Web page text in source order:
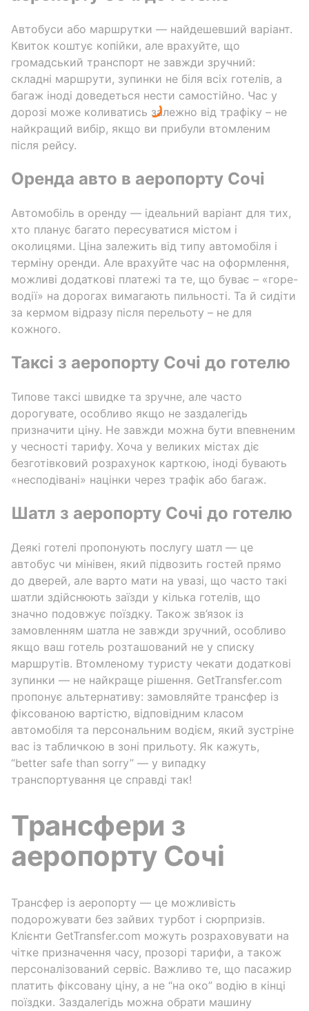
Автобуси або маршрутки — найдешевший варіант.
Квиток коштує копійки, але врахуйте, що
громадський транспорт не завжди зручний:
складні маршрути, зупинки не біля всіх готелів, а
багаж іноді доведеться нести самостійно. Час у
дорозі може коливатись залежно від трафіку – не
найкращий вибір, якщо ви прибули втомленим
після рейсу.
Оренда авто в аеропорту Сочі
Автомобіль в оренду — ідеальний варіант для тих,
хто планує багато пересуватися містом і
околицями. Ціна залежить від типу автомобіля і
терміну оренди. Але врахуйте час на оформлення,
можливі додаткові платежі та те, що буває – «горе-
водії» на дорогах вимагають пильності. Та й сидіти
за кермом відразу після перельоту – не для
кожного.
Таксі з аеропорту Сочі до готелю
Типове таксі швидке та зручне, але часто
дорогувате, особливо якщо не заздалегідь
призначити ціну. Не завжди можна бути впевненим
у чесності тарифу. Хоча у великих містах діє
безготівковий розрахунок карткою, іноді бувають
«несподівані» націнки через трафік або багаж.
Шатл з аеропорту Сочі до готелю
Деякі готелі пропонують послугу шатл — це
автобус чи мінівен, який підвозить гостей прямо
до дверей, але варто мати на увазі, що часто такі
шатли здійснюють заїзди у кілька готелів, що
значно подовжує поїздку. Також зв’язок із
замовленням шатла не завжди зручний, особливо
якщо ваш готель розташований не у списку
маршрутів. Втомленому туристу чекати додаткові
зупинки — не найкраще рішення. GetTransfer.com
пропонує альтернативу: замовляйте трансфер із
фіксованою вартістю, відповідним класом
автомобіля та персональним водієм, який зустріне
вас із табличкою в зоні прильоту. Як кажуть,
“better safe than sorry” — у випадку
транспортування це справді так!
Трансфери з
аеропорту Сочі
Трансфер із аеропорту — це можливість
подорожувати без зайвих турбот і сюрпризів.
Клієнти GetTransfer.com можуть розраховувати на
чітке призначення часу, прозорі тарифи, а також
персоналізований сервіс. Важливо те, що пасажир
платить фіксовану ціну, а не “на око” водію в кінці
поїздки. Заздалегідь можна обрати машину